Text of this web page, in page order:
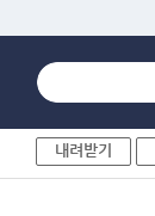
내려받기